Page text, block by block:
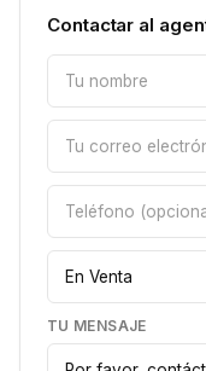
Contactar al
TU MENSAJE